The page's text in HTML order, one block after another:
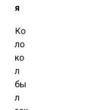
я
Ко
ло
ко
л
бы
л